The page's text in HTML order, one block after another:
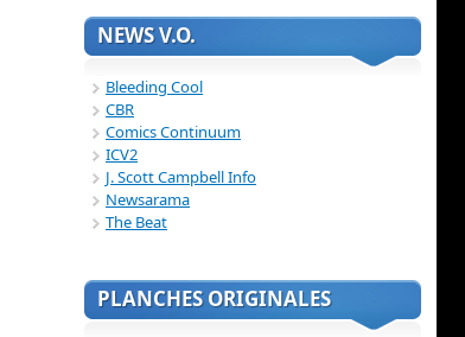
NEWS V.O.
Bleeding Cool
CBR
Comics Continuum
ICV2
J. Scott Campbell Info
Newsarama
The Beat
PLANCHES ORIGINALES